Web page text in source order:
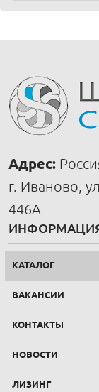
Адрес:
г. Иваново,
446А
КАТАЛОГ
ВАКАНСИИ
КОНТАКТЫ
НОВОСТИ
ЛИЗИНГ